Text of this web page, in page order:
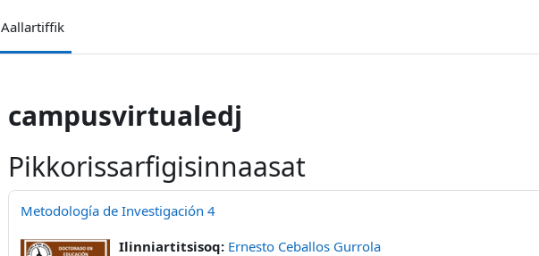
Aallartiffik
campusvirtualedj
Pikkorissarfigisinnaasat
Metodología de Investigación 4
Ilinniartitsisoq: Ernesto Ceballos Gurrola